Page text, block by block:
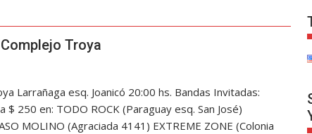
Troya
Larrañaga esq. Joanicó 20:00 hs. Bandas Invitadas:
$ 250 en: TODO ROCK (Paraguay esq. San José)
MOLINO (Agraciada 4141) EXTREME ZONE (Colonia